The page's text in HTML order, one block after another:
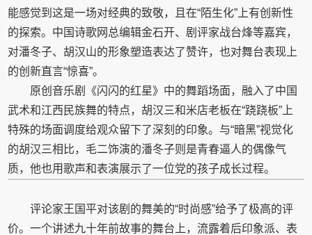
能感觉到这是一场对经典的致敬，且在“陌生化”上有创新性
的探索。中国诗歌网总编辑金石开、剧评家战台烽等嘉宾，
对潘冬子、胡汉山的形象塑造表达了赞许，也对舞台表现上
的创新直言“惊喜”。
原创音乐剧《闪闪的红星》中的舞蹈场面，融入了中国
武术和江西民族舞的特点，胡汉三和米店老板在“跷跷板”上
特殊的场面调度给观众留下了深刻的印象。与“暗黑”视觉化
的胡汉三相比，毛二饰演的潘冬子则是青春逼人的偶像气
质，他也用歌声和表演展示了一位党的孩子成长过程。
评论家王国平对该剧的舞美的“时尚感”给予了极高的评
价。一个讲述九十年前故事的舞台上，流露着后印象派、表